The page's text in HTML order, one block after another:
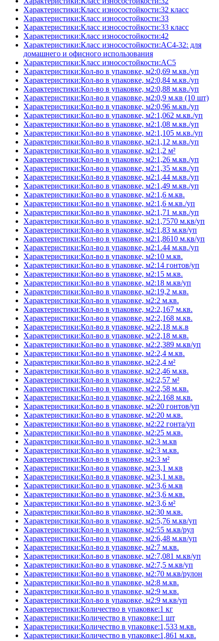
Характеристики:Класс износостойкости:32 класс
Характеристики:Класс износостойкости:33
Характеристики:Класс износостойкости:33 класс
Характеристики:Класс износостойкости:42
Характеристики:Класс износостойкости:AC4-32: для
домашнего и офисного использования
Характеристики:Класс износостойкости:AC5
Характеристики:Кол-во в упаковке, м2:0,69 м.кв./уп
Характеристики:Кол-во в упаковке, м2:0,84 м.кв./уп
Характеристики:Кол-во в упаковке, м2:0,88 м.кв./уп
Характеристики:Кол-во в упаковке, м2:0,9 м.кв (10 шт)
Характеристики:Кол-во в упаковке, м2:0,96 м.кв./уп
Характеристики:Кол-во в упаковке, м2:1,062 м.кв./уп
Характеристики:Кол-во в упаковке, м2:1,08 м.кв./уп
Характеристики:Кол-во в упаковке, м2:1,105 м.кв./уп
Характеристики:Кол-во в упаковке, м2:1,12 м.кв./уп
Характеристики:Кол-во в упаковке, м2:1,2 м²
Характеристики:Кол-во в упаковке, м2:1,26 м.кв./уп
Характеристики:Кол-во в упаковке, м2:1,35 м.кв./уп
Характеристики:Кол-во в упаковке, м2:1,44 м.кв./уп
Характеристики:Кол-во в упаковке, м2:1,49 м.кв./уп
Характеристики:Кол-во в упаковке, м2:1,6 м.кв.
Характеристики:Кол-во в упаковке, м2:1,6 м.кв./уп
Характеристики:Кол-во в упаковке, м2:1,71 м.кв./уп
Характеристики:Кол-во в упаковке, м2:1,7570 м.кв/уп
Характеристики:Кол-во в упаковке, м2:1,83 м.кв/уп
Характеристики:Кол-во в упаковке, м2:1,8610 м.кв/уп
Характеристики:Кол-во в упаковке, м2:1.44 м.кв./уп
Характеристики:Кол-во в упаковке, м2:10 м.кв.
Характеристики:Кол-во в упаковке, м2:14 гонтов/уп
Характеристики:Кол-во в упаковке, м2:15 м.кв.
Характеристики:Кол-во в упаковке, м2:18 м.кв/уп
Характеристики:Кол-во в упаковке, м2:19,2 м.кв.
Характеристики:Кол-во в упаковке, м2:2 м.кв.
Характеристики:Кол-во в упаковке, м2:2,167 м.кв.
Характеристики:Кол-во в упаковке, м2:2,168 м.кв.
Характеристики:Кол-во в упаковке, м2:2,18 м.к.в
Характеристики:Кол-во в упаковке, м2:2,18 м.кв.
Характеристики:Кол-во в упаковке, м2:2,389 м.кв/уп
Характеристики:Кол-во в упаковке, м2:2,4 м.кв.
Характеристики:Кол-во в упаковке, м2:2,4 м²
Характеристики:Кол-во в упаковке, м2:2,46 м.кв.
Характеристики:Кол-во в упаковке, м2:2,57 м²
Характеристики:Кол-во в упаковке, м2:2,58 м.кв.
Характеристики:Кол-во в упаковке, м2:2.168 м.кв.
Характеристики:Кол-во в упаковке, м2:20 гонтов/уп
Характеристики:Кол-во в упаковке, м2:20 м.кв.
Характеристики:Кол-во в упаковке, м2:22 гонта/уп
Характеристики:Кол-во в упаковке, м2:25 м.кв.
Характеристики:Кол-во в упаковке, м2:3 м.кв
Характеристики:Кол-во в упаковке, м2:3 м.кв.
Характеристики:Кол-во в упаковке, м2:3 м²
Характеристики:Кол-во в упаковке, м2:3,1 м.кв
Характеристики:Кол-во в упаковке, м2:3,1 м.кв.
Характеристики:Кол-во в упаковке, м2:3,6 м.кв
Характеристики:Кол-во в упаковке, м2:3,6 м.кв.
Характеристики:Кол-во в упаковке, м2:3,6 м²
Характеристики:Кол-во в упаковке, м2:30 м.кв.
Характеристики:Кол-во в упаковке, м2:5,76 м.кв/уп
Характеристики:Кол-во в упаковке, м2:55 м.кв/рул
Характеристики:Кол-во в упаковке, м2:6,48 м.кв/уп
Характеристики:Кол-во в упаковке, м2:7 м.кв.
Характеристики:Кол-во в упаковке, м2:7,081 м.кв/уп
Характеристики:Кол-во в упаковке, м2:7,5 м.кв/уп
Характеристики:Кол-во в упаковке, м2:70 м.кв/рулон
Характеристики:Кол-во в упаковке, м2:8 м.кв.
Характеристики:Кол-во в упаковке, м2:9 м.кв.
Характеристики:Кол-во в упаковке, м2:9 м.кв/уп
Характеристики:Количество в упаковке:1 кг
Характеристики:Количество в упаковке:1 шт
Характеристики:Количество в упаковке:1,533 м.кв.
Характеристики:Количество в упаковке:1,861 м.кв.